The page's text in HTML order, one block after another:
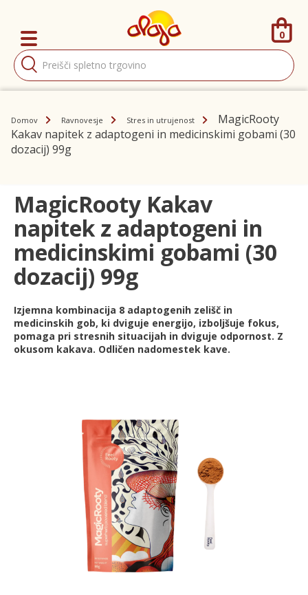
Products
search
0
Domov Ravnovesje Stres in utrujenost
MagicRooty
Kakav napitek z adaptogeni in medicinskimi gobami (30
dozacij) 99g
MagicRooty Kakav
napitek z adaptogeni in
medicinskimi gobami (30
dozacij) 99g
Izjemna kombinacija 8 adaptogenih zelišč in
medicinskih gob, ki dviguje energijo, izboljšuje fokus,
pomaga pri stresnih situacijah in dviguje odpornost. Z
okusom kakava. Odličen nadomestek kave.